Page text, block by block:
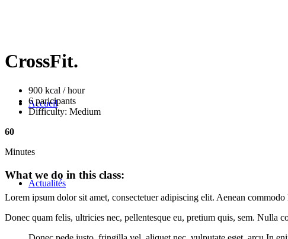
Accueil
Actualités
CrossFit.
900 kcal / hour
6 paricipants
Difficulty: Medium
60
Minutes
What we do in this class:
Lorem ipsum dolor sit amet, consectetuer adipiscing elit. Aenean
Donec quam felis, ultricies nec, pellentesque eu, pretium quis, sem. Nulla